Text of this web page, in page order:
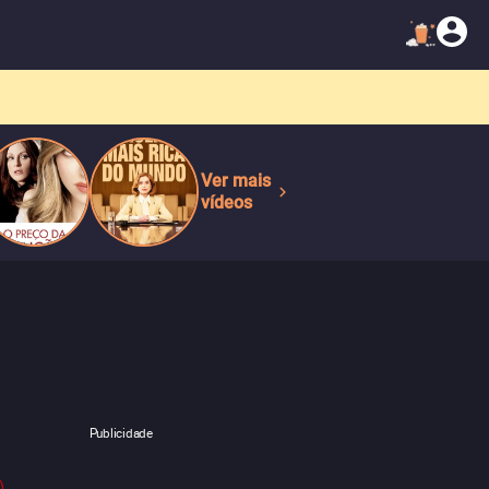
Ver mais
vídeos
Publicidade